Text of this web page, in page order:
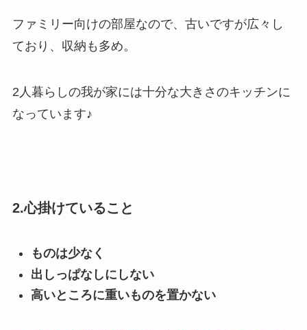
ファミリー向けの部屋なので、古いですが広々し
ており、収納も多め。
2人暮らしの我が家には十分な大きさのキッチンに
なっています♪
2.心掛けていること
ものは少なく
出しっぱなしにしない
高いところに重いものを置かない